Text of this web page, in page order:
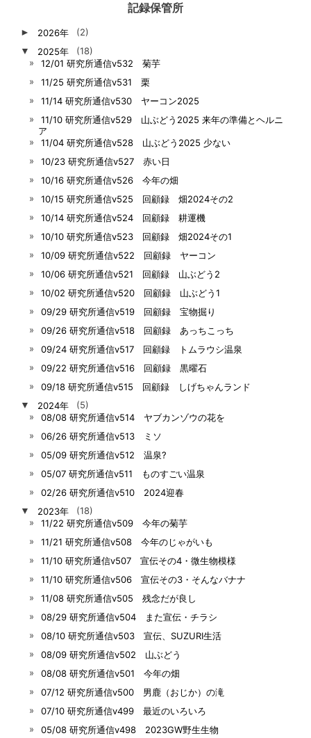
記録保管所
► 2026年
(2)
▼
2025年
(18)
12/01 研究所通信v532 菊芋
11/25 研究所通信v531 栗
11/14 研究所通信v530 ヤーコン2025
11/10 研究所通信v529 山ぶどう2025 来年の準備とヘルニ
ア
11/04 研究所通信v528 山ぶどう2025 少ない
10/23 研究所通信v527 赤い日
10/16 研究所通信v526 今年の畑
10/15 研究所通信v525 回顧録 畑2024その2
10/14 研究所通信v524 回顧録 耕運機
10/10 研究所通信v523 回顧録 畑2024その1
10/09 研究所通信v522 回顧録 ヤーコン
10/06 研究所通信v521 回顧録 山ぶどう2
10/02 研究所通信v520 回顧録 山ぶどう1
09/29 研究所通信v519 回顧録 宝物掘り
09/26 研究所通信v518 回顧録 あっちこっち
09/24 研究所通信v517 回顧録 トムラウシ温泉
09/22 研究所通信v516 回顧録 黒曜石
09/18 研究所通信v515 回顧録 しげちゃんランド
▼
2024年
(5)
08/08 研究所通信v514 ヤブカンゾウの花を
06/26 研究所通信v513 ミソ
05/09 研究所通信v512 温泉?
05/07 研究所通信v511 ものすごい温泉
02/26 研究所通信v510 2024迎春
▼
2023年
(18)
11/22 研究所通信v509 今年の菊芋
11/21 研究所通信v508 今年のじゃがいも
11/10 研究所通信v507 宣伝その4・微生物模様
11/10 研究所通信v506 宣伝その3・そんなバナナ
11/08 研究所通信v505 残念だが良し
08/29 研究所通信v504 また宣伝・チラシ
08/10 研究所通信v503 宣伝、SUZURI生活
08/09 研究所通信v502 山ぶどう
08/08 研究所通信v501 今年の畑
07/12 研究所通信v500 男鹿（おじか）の滝
07/10 研究所通信v499 最近のいろいろ
05/08 研究所通信v498 2023GW野生生物